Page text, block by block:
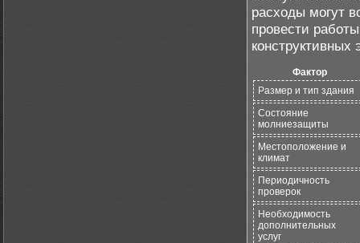
расходы могут
провести
конструктивных
Фактор
Размер и тип здания
Состояние
молниезащиты
Местоположение и
климат
Периодичность
проверок
Необходимость
дополнительных
услуг